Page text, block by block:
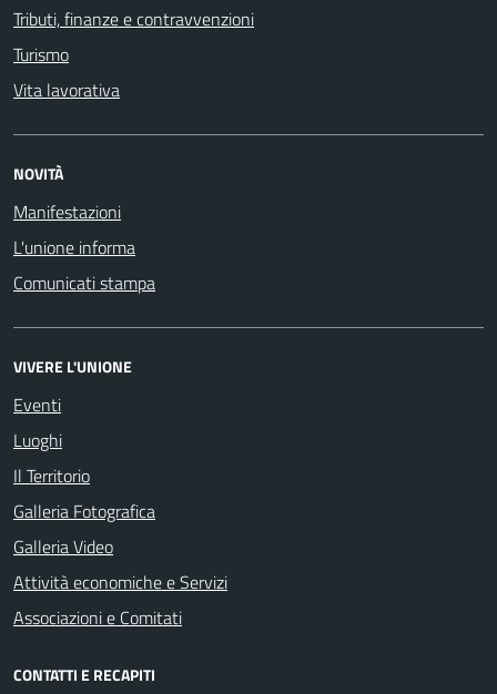
Tributi, finanze e contravvenzioni
Turismo
Vita lavorativa
NOVITÀ
Manifestazioni
L'unione informa
Comunicati stampa
VIVERE L'UNIONE
Eventi
Luoghi
Il Territorio
Galleria Fotografica
Galleria Video
Attività economiche e Servizi
Associazioni e Comitati
CONTATTI E RECAPITI